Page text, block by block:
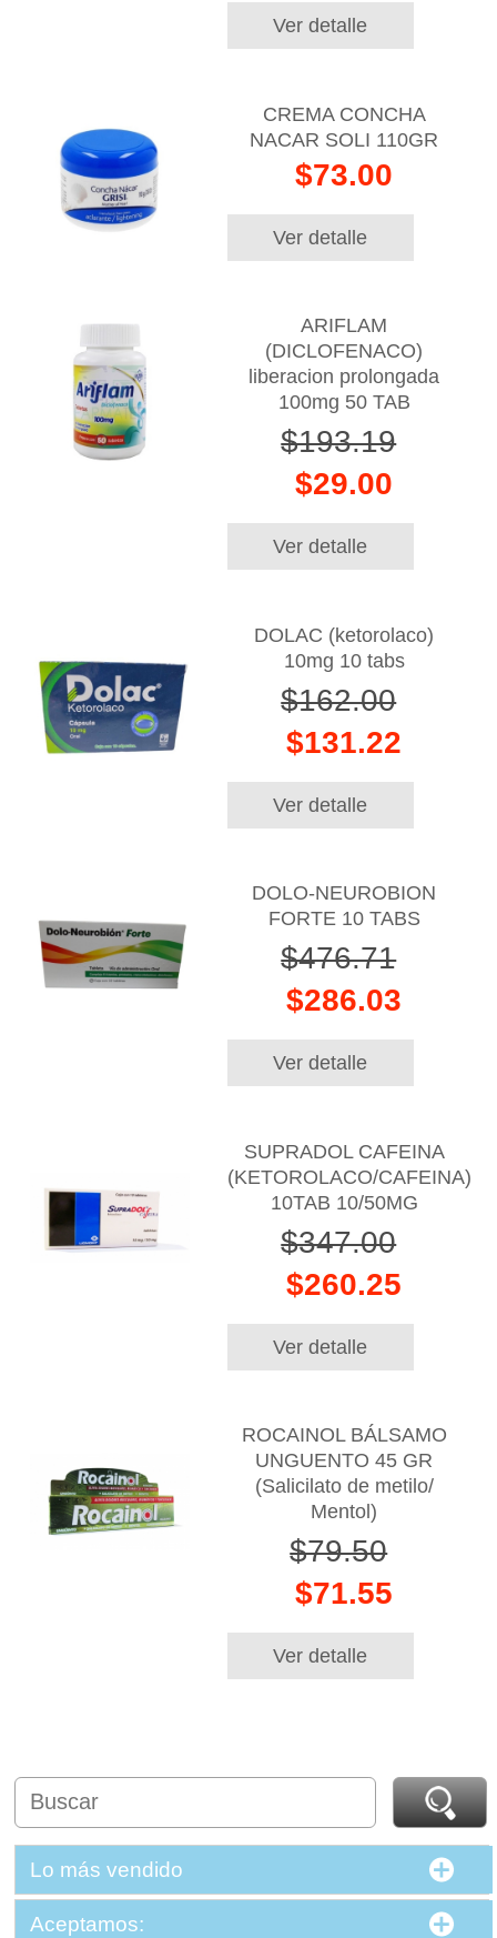
Ver detalle
CREMA CONCHA
NACAR SOLI 110GR
$73.00
Ver detalle
ARIFLAM
(DICLOFENACO)
liberacion prolongada
100mg 50 TAB
$193.19
$29.00
Ver detalle
DOLAC (ketorolaco)
10mg 10 tabs
$162.00
$131.22
Ver detalle
DOLO-NEUROBION
FORTE 10 TABS
$476.71
$286.03
Ver detalle
SUPRADOL CAFEINA
(KETOROLACO/CAFEINA)
10TAB 10/50MG
$347.00
$260.25
Ver detalle
ROCAINOL BÁLSAMO
UNGUENTO 45 GR
(Salicilato de metilo/
Mentol)
$79.50
$71.55
Ver detalle
Lo más vendido
Aceptamos: